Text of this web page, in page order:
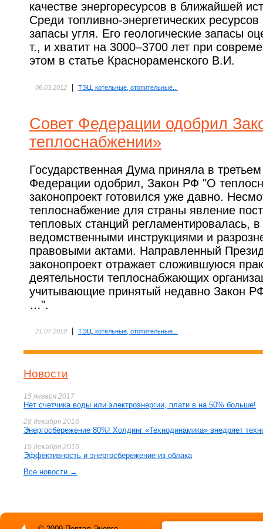
качестве энергоресурсов в ближайшей
Среди топливно-энергетических
запасы угля. Его геологические запасы
т., и хватит на 3000–3700 лет при
этом в статье Краснораменского В.И.
06.03.2012 ТЭЦ, котельные, отопительные...
Совет Федерации одобрил
теплоснабжении»
Государственная Дума приняла в
Федерации одобрил, Закон РФ "О
законопроект готовился уже давно.
теплоснабжение для страны явление
тепловых станций регламентировалась,
ведомственными инструкциями и
правовыми актами. Направленный
законопроект отражает сложившуюся
деятельности теплоснабжающих
учитывающие принятый недавно Закон
…".
21.07.2010 ТЭЦ, котельные, отопительные...
Новости
15 января 2017
Нет счетчика воды или электроэнергии, плати в на 50% больше!
28 декабря 2016
Энергосбережение 80%! Холдинг «Технодинамика» внедряет
19 декабря 2016
Эффективность и энергосбережение из облака
Все новости →